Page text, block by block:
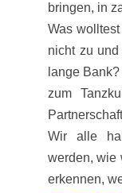
bringen, in
Was
nicht zu
lange
zum
Wir alle
werden, wie
erkennen,